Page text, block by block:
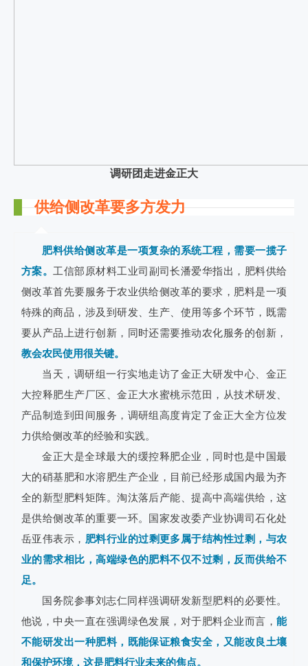
调研团走进金正大
供给侧改革要多方发力
肥料供给侧改革是一项复杂的系统工程，需要一揽子
方案。 工信部原材料工业司副司长潘爱华指出，肥料供给
侧改革首先要服务于农业供给侧改革的要求，肥料是一项
特殊的商品，涉及到研发、生产、使用等多个环节，既需
要从产品上进行创新，同时还需要推动农化服务的创新，
教会农民使用很关键。
当天，调研组一行实地走访了金正大研发中心、金正
大控释肥生产厂区、金正大水蜜桃示范田，从技术研发、
产品制造到田间服务，调研组高度肯定了金正大全方位发
力供给侧改革的经验和实践。
金正大是全球最大的缓控释肥企业，同时也是中国最
大的硝基肥和水溶肥生产企业，目前已经形成国内最为齐
全的新型肥料矩阵。淘汰落后产能、提高中高端供给，这
是供给侧改革的重要一环。国家发改委产业协调司石化处
岳亚伟表示， 肥料行业的过剩更多属于结构性过剩，与农
业的需求相比，高端绿色的肥料不仅不过剩，反而供给不
足。
国务院参事刘志仁同样强调研发新型肥料的必要性。
他说，中央一直在强调绿色发展，对于肥料企业而言， 能
不能研发出一种肥料，既能保证粮食安全，又能改良土壤
和保护环境，这是肥料行业未来的焦点。